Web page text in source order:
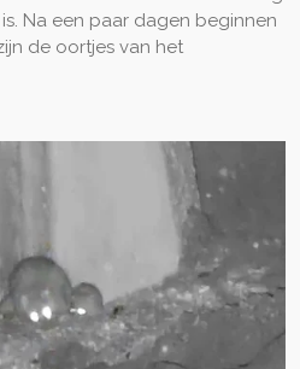
Na een paar dagen beginnen
de oortjes van het